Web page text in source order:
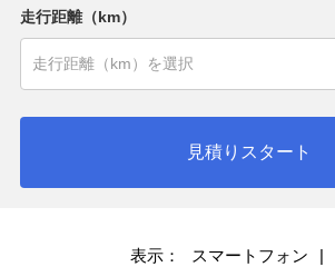
走行距離（km）
見積りスタート
表示： スマートフォン |